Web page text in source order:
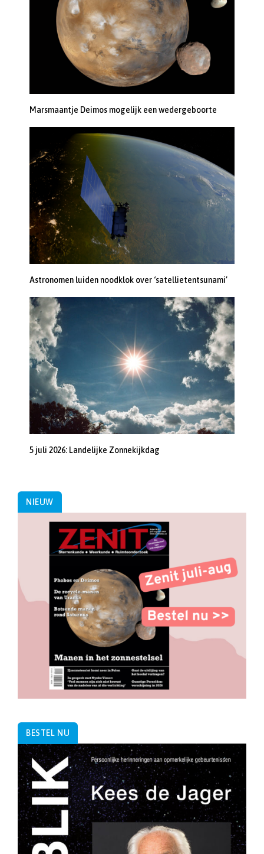
Marsmaantje Deimos mogelijk een wedergeboorte
Astronomen luiden noodklok over ‘satellietentsunami’
5 juli 2026: Landelijke Zonnekijkdag
NIEUW
BESTEL NU